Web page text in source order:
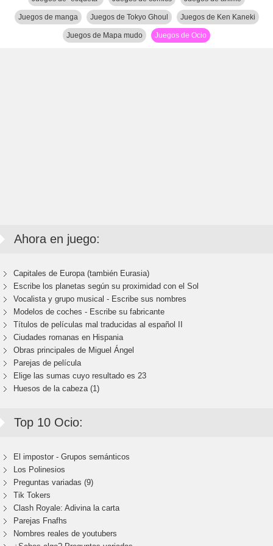
Juegos de manga Juegos de Tokyo Ghoul Juegos de Ken Kaneki
Juegos de Mapa mudo Juegos de Ocio
Ahora en juego:
Capitales de Europa (también Eurasia)
Escribe los planetas según su proximidad con el Sol
Vocalista y grupo musical - Escribe sus nombres
Modelos de coches - Escribe su fabricante
Títulos de películas mal traducidas al español II
Ciudades romanas en Hispania
Obras principales de Miguel Ángel
Parejas de película
Elige las sumas cuyo resultado es 23
Huesos de la cabeza (1)
Top 10 Ocio:
El impostor - Grupos semánticos
Los Polinesios
Preguntas variadas (9)
Tik Tokers
Clash Royale: Adivina la carta
Parejas Fnafhs
Nombres reales de youtubers